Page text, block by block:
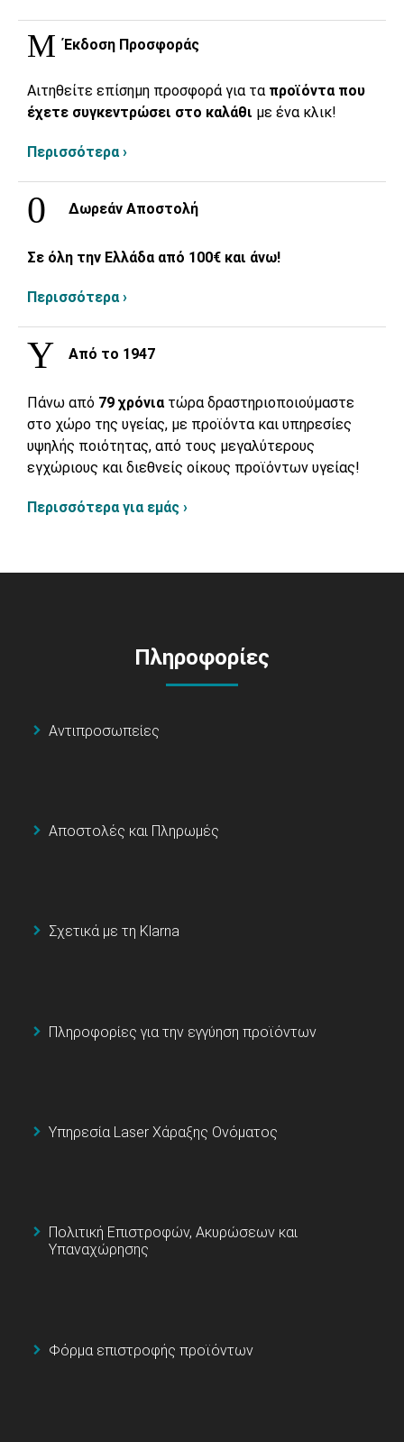
Έκδοση Προσφοράς
Αιτηθείτε επίσημη προσφορά για τα προϊόντα που
έχετε συγκεντρώσει στο καλάθι με ένα κλικ!
Περισσότερα ›
Δωρεάν Αποστολή
Σε όλη την Ελλάδα από 100€ και άνω!
Περισσότερα ›
Από το 1947
Πάνω από 79 χρόνια τώρα δραστηριοποιούμαστε
στο χώρο της υγείας, με προϊόντα και υπηρεσίες
υψηλής ποιότητας, από τους μεγαλύτερους
εγχώριους και διεθνείς οίκους προϊόντων υγείας!
Περισσότερα για εμάς ›
Πληροφορίες
Αντιπροσωπείες
Αποστολές και Πληρωμές
Σχετικά με τη Klarna
Πληροφορίες για την εγγύηση προϊόντων
Υπηρεσία Laser Χάραξης Ονόματος
Πολιτική Επιστροφών, Ακυρώσεων και
Υπαναχώρησης
Φόρμα επιστροφής προϊόντων